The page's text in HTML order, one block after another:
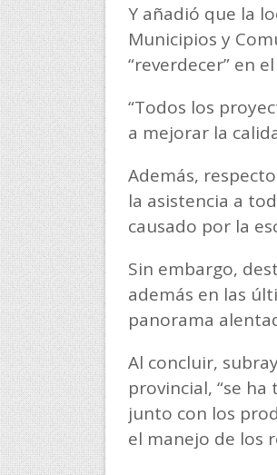
Y añadió que la
Municipios y
“reverdecer” en
“Todos los
a mejorar la
Además,
la asistencia a
causado por la
Sin embargo,
además en las
panorama
Al concluir,
provincial, “se
junto con los
el manejo de los